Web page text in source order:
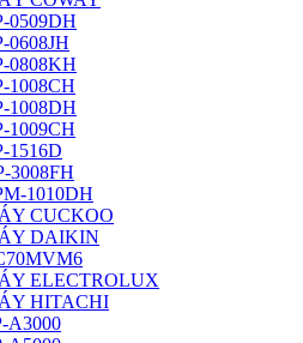
0509DH
0608JH
0808KH
1008CH
1008DH
1009CH
1516D
3008FH
1010DH
CUCKOO
DAIKIN
ELECTROLUX
HITACHI
A3000